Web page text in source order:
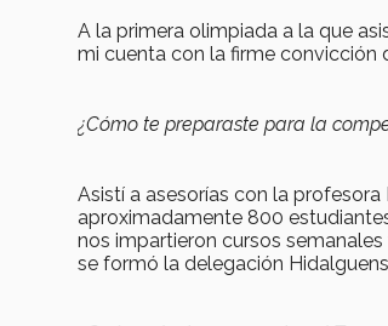
A la primera olimpiada a la que
mi cuenta con la firme convicción
¿Cómo te preparaste para la
Asistí a asesorías con la
aproximadamente 800
nos impartieron cursos
se formó la delegación